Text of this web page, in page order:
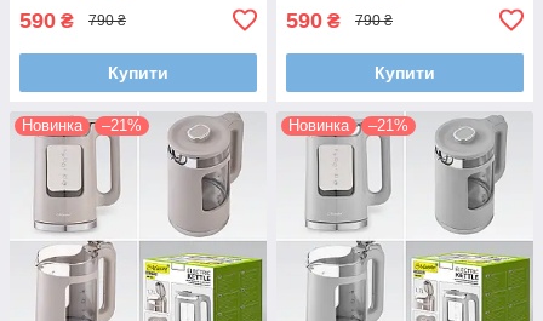
590 ₴ 790 ₴
Купити
590 ₴ 790 ₴
Купити
Новинка –21% Новинка –21%